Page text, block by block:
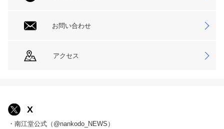
お問い合わせ
アクセス
X
・南江堂公式（@nankodo_NEWS）